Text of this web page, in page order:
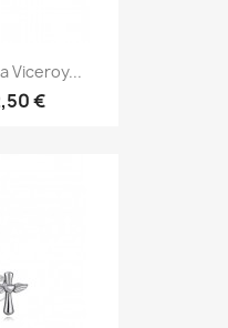
Viceroy...
€